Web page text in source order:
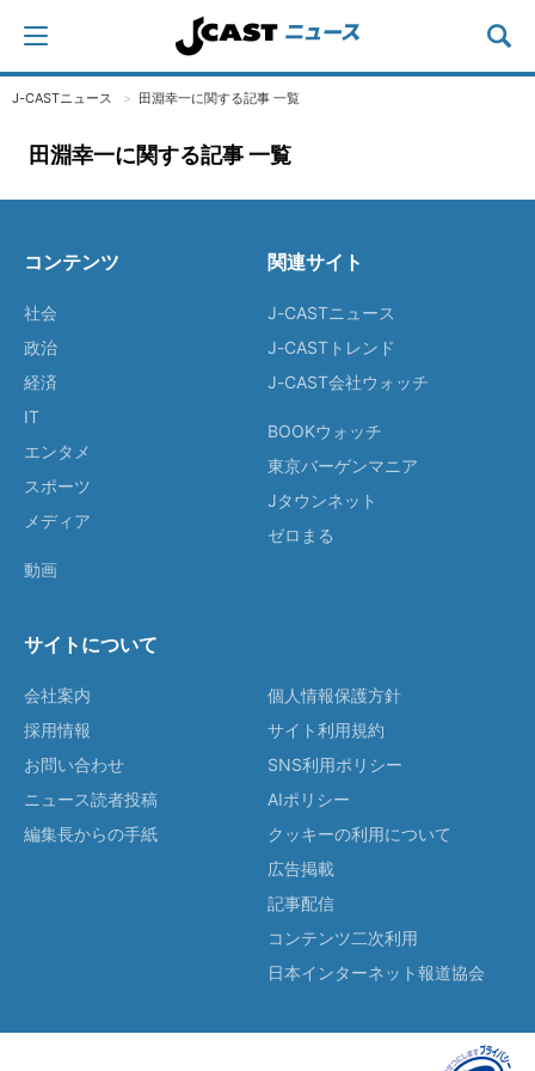
J-CASTニュース 田淵幸一に関する記事 一覧
田淵幸一に関する記事 一覧
コンテンツ
社会
政治
経済
IT
エンタメ
スポーツ
メディア
動画
関連サイト
J-CASTニュース
J-CASTトレンド
J-CAST会社ウォッチ
BOOKウォッチ
東京バーゲンマニア
Jタウンネット
ゼロまる
サイトについて
会社案内
採用情報
お問い合わせ
ニュース読者投稿
編集長からの手紙
個人情報保護方針
サイト利用規約
SNS利用ポリシー
AIポリシー
クッキーの利用について
広告掲載
記事配信
コンテンツ二次利用
日本インターネット報道協会